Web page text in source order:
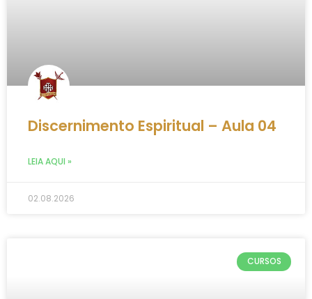
Discernimento Espiritual – Aula 04
LEIA AQUI »
02.08.2026
CURSOS